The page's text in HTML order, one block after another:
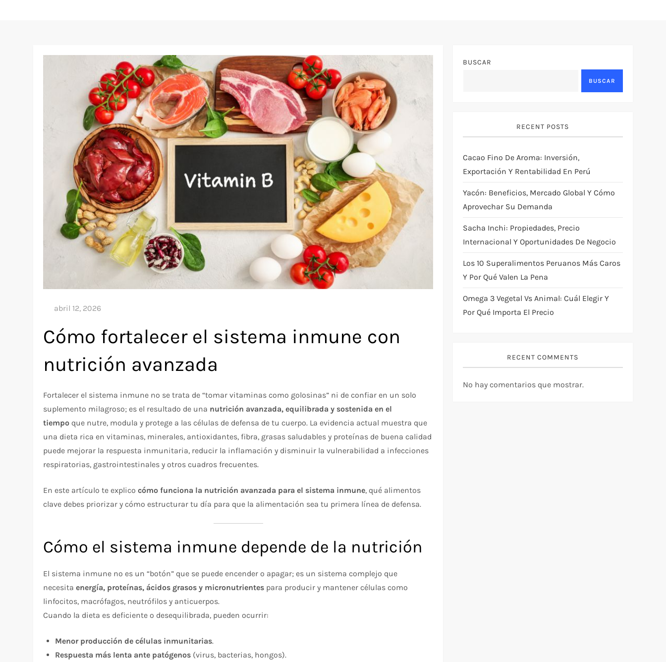
Cómo fortalecer el sistema inmune con
nutrición avanzada
Fortalecer el sistema inmune no se trata de “tomar vitaminas como golosinas” ni de confiar en un solo
suplemento milagroso; es el resultado de una nutrición avanzada, equilibrada y sostenida en el
tiempo que nutre, modula y protege a las células de defensa de tu cuerpo. La evidencia actual muestra que
una dieta rica en vitaminas, minerales, antioxidantes, fibra, grasas saludables y proteínas de buena calidad
puede mejorar la respuesta inmunitaria, reducir la inflamación y disminuir la vulnerabilidad a infecciones
respiratorias, gastrointestinales y otros cuadros frecuentes.
En este artículo te explicocómo funciona la nutrición avanzada para el sistema inmune, qué alimentos
clave debes priorizar y cómo estructurar tu día para que la alimentación sea tu primera línea de defensa.
Cómo el sistema inmune depende de la nutrición
El sistema inmune no es un “botón” que se puede encender o apagar; es un sistema complejo que
necesitaenergía, proteínas, ácidos grasos y micronutrientes para producir y mantener células como
linfocitos, macrófagos, neutrófilos y anticuerpos.
Cuando la dieta es deficiente o desequilibrada, pueden ocurrir:
Menor producción de células inmunitarias.
Respuesta más lenta ante patógenos (virus, bacterias, hongos).
BUSCAR
BUSCAR
RECENT POSTS
Cacao Fino De Aroma: Inversión,
Exportación Y Rentabilidad En Perú
Yacón: Beneficios, Mercado Global Y Cómo
Aprovechar Su Demanda
Sacha Inchi: Propiedades, Precio
Internacional Y Oportunidades De Negocio
Los 10 Superalimentos Peruanos Más Caros
Y Por Qué Valen La Pena
Omega 3 Vegetal Vs Animal: Cuál Elegir Y
Por Qué Importa El Precio
RECENT COMMENTS
No hay comentarios que mostrar.